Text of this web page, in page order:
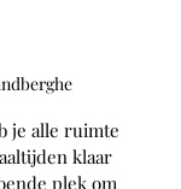
je alle ruimte
klaar
plek om